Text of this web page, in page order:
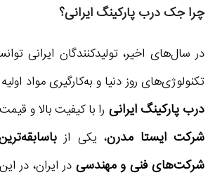
چرا جک درب پارکینگ ایرانی؟
در سال‌های اخیر، تولیدکنندگان ایرانی
تکنولوژی‌های روز دنیا و به‌کارگیری مواد
درب پارکینگ ایرانی را با کیفیت بالا و
شرکت ایستا مدرن، یکی از
شرکت‌های فنی و مهندسی در ایران، در